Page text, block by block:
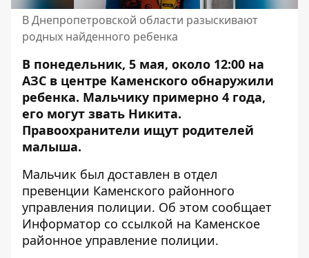
В Днепропетровской области разыскивают
родных найденного ребенка
В понедельник, 5 мая, около 12:00 на
АЗС в центре Каменского обнаружили
ребенка. Мальчику примерно 4 года,
его могут звать Никита.
Правоохранители ищут родителей
малыша.
Мальчик был доставлен в отдел
превенции Каменского районного
управления полиции. Об этом сообщает
Информатор со ссылкой на Каменское
районное управление полиции.